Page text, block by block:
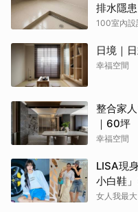
排水隱
100室內設
日境｜
幸福空間
整合家
｜60坪
幸福空間
LISA現
小白鞋
走！
女人我最大